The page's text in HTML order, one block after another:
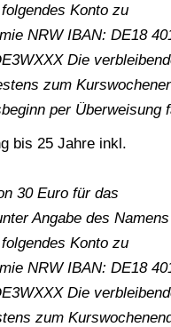
Konto zu
NRW IBAN: DE18
Die
zum
per Überweisung
bis 25 Jahre inkl.
30 Euro für das
Angabe des
Konto zu
NRW IBAN: DE18
Die
zum